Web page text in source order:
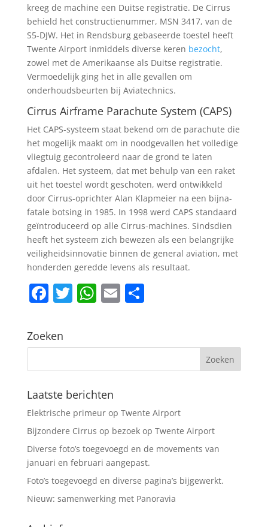
kreeg de machine een Duitse registratie. De Cirrus
behield het constructienummer, MSN 3417, van de
S5-DJW. Het in Rendsburg gebaseerde toestel heeft
Twente Airport inmiddels diverse keren bezocht,
zowel met de Amerikaanse als Duitse registratie.
Vermoedelijk ging het in alle gevallen om
onderhoudsbeurten bij Aviatechnics.
Cirrus Airframe Parachute System (CAPS)
Het CAPS-systeem staat bekend om de parachute die
het mogelijk maakt om in noodgevallen het volledige
vliegtuig gecontroleerd naar de grond te laten
afdalen. Het systeem, dat met behulp van een raket
uit het toestel wordt geschoten, werd ontwikkeld
door Cirrus-oprichter Alan Klapmeier na een bijna-
fatale botsing in 1985. In 1998 werd CAPS standaard
geïntroduceerd op alle Cirrus-machines. Sindsdien
heeft het systeem zich bewezen als een belangrijke
veiligheidsinnovatie binnen de general aviation, met
honderden geredde levens als resultaat.
F
c
e
b
o
o
k
T
er
W
s
A
p
p
E
l
D
n
Zoeken
Laatste berichten
Elektrische primeur op Twente Airport
Bijzondere Cirrus op bezoek op Twente Airport
Diverse foto’s toegevoegd en de movements van
januari en februari aangepast.
Foto’s toegevoegd en diverse pagina’s bijgewerkt.
Nieuw: samenwerking met Panoravia